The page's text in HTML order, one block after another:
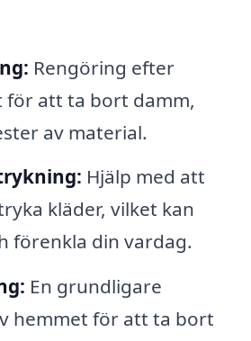
Rengöring efter
för att ta bort damm,
av material.
Hjälp med att
kläder, vilket kan
förenkla din vardag.
En grundligare
hemmet för att ta bort